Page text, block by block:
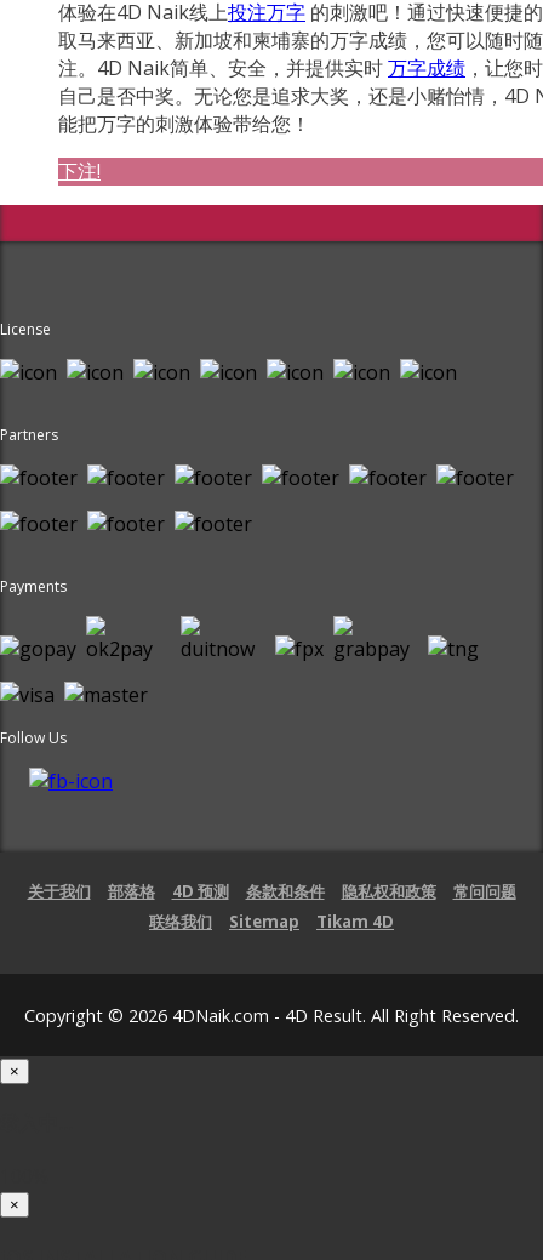
体验在4D Naik线上投注万字 的刺激吧！通过快速便捷
取马来西亚、新加坡和柬埔寨的万字成绩，您可以随时
注。4D Naik简单、安全，并提供实时万字成绩 ，让您
自己是否中奖。无论您是追求大奖，还是小赌怡情，4D
能把万字的刺激体验带给您！
下注!
License
Partners
Payments
Follow Us
关于我们 部落格 4D 预测 条款和条件 隐私权和政策
常问问题
联络我们
Sitemap Tikam 4D
Copyright © 2026 4DNaik.com - 4D Result. All Right Reserved.
×
×